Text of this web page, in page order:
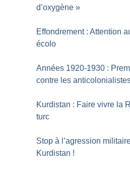
d’oxygène »
Effondrement : Attention
écolo
Années 1920-1930 :
contre les
Kurdistan : Faire vivre la
turc
Stop à l’agression
Kurdistan !